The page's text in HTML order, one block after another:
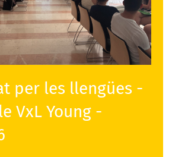
per les llengües -
VxL Young -